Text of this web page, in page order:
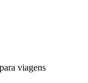
viagens